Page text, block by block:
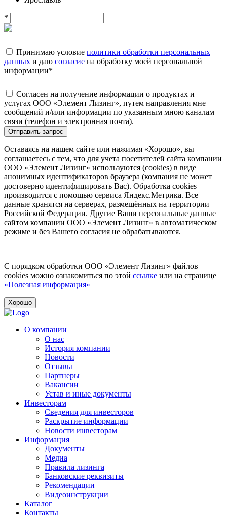
*
Принимаю условие политики обработки персональных
данных и даю согласие на обработку моей персональной
информации*
Согласен на получение информации о продуктах и
услугах ООО «Элемент Лизинг», путем направления мне
сообщений и/или информации по указанным мною каналам
связи (телефон и электронная почта).
Отправить запрос
Оставаясь на нашем сайте или нажимая «Хорошо», вы
соглашаетесь с тем, что для учета посетителей сайта компании
ООО «Элемент Лизинг» используются (cookies) в виде
анонимных идентификаторов браузера (компания не может
достоверно идентифицировать Вас). Обработка cookies
производится с помощью сервиса Яндекс.Метрика. Все
данные хранятся на серверах, размещённых на территории
Российской Федерации. Другие Ваши персональные данные
сайтом компании ООО «Элемент Лизинг» в автоматическом
режиме и без Вашего согласия не обрабатываются.
С порядком обработки ООО «Элемент Лизинг» файлов
cookies можно ознакомиться по этой ссылке или на странице
«Полезная информация»
Хорошо
О компании
О нас
История компании
Новости
Отзывы
Партнеры
Вакансии
Устав и иные документы
Инвесторам
Сведения для инвесторов
Раскрытие информации
Новости инвесторам
Информация
Документы
Медиа
Правила лизинга
Банковские реквизиты
Рекомендации
Видеоинструкции
Каталог
Контакты